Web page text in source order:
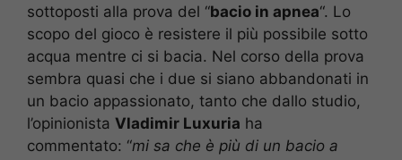
sottoposti alla prova del “bacio in apnea“. Lo
scopo del gioco è resistere il più possibile sotto
acqua mentre ci si bacia. Nel corso della prova
sembra quasi che i due si siano abbandonati in
un bacio appassionato, tanto che dallo studio,
l’opinionista Vladimir Luxuria ha
commentato: “mi sa che è più di un bacio a